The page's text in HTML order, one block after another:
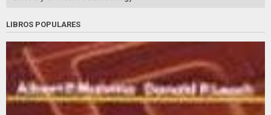
LIBROS POPULARES